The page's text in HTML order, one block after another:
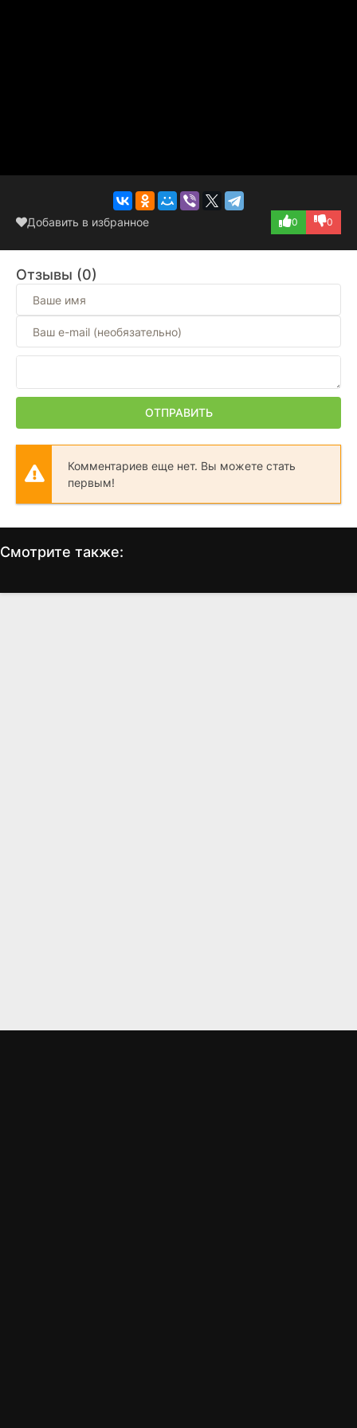
Добавить в избранное 0 0
Отзывы (0)
ОТПРАВИТЬ
Комментариев еще нет. Вы можете стать
первым!
Смотрите также:
Камень желаний Убийца